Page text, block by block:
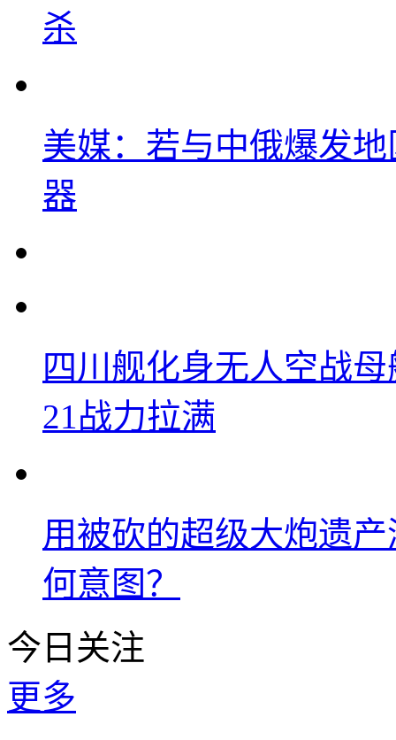
杀
美媒：若与中俄爆发
器
四川舰化身无人空战
21战力拉满
用被砍的超级大炮遗
何意图？
今日关注
更多